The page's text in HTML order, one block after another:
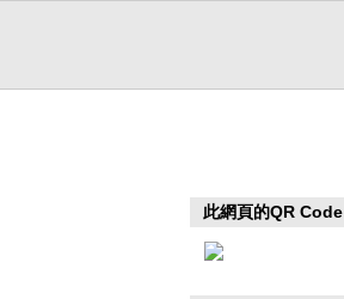
此網頁的QR Code